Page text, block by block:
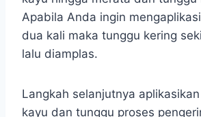
Apabila Anda ingin
dua kali maka tunggu kering
lalu diamplas.
Langkah selanjutnya
kayu dan tunggu proses